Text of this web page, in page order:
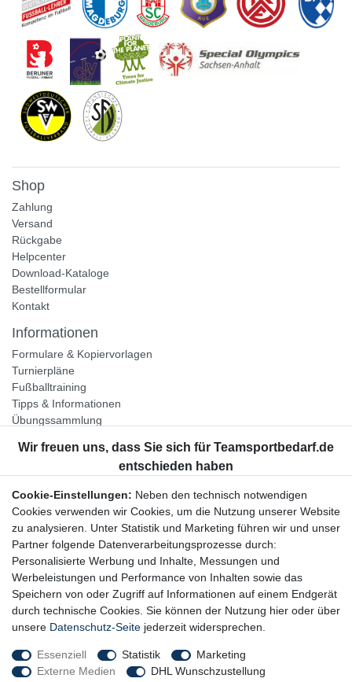
Shop
Zahlung
Versand
Rückgabe
Helpcenter
Download-Kataloge
Bestellformular
Kontakt
Informationen
Formulare & Kopiervorlagen
Turnierpläne
Fußballtraining
Tipps & Informationen
Übungssammlung
Unternehmen
Widerrufsrecht
Bestellung widerrufen
Datenschutzerklärung
AGB
Impressum
Newsletter
Newsletter-Anmeldung
Cookie-Einstellungen: Neben den technisch notwendigen
Cookies verwenden wir Cookies, um die Nutzung unserer Website
zu analysieren. Unter Statistik und Marketing führen wir und unser
Partner folgende Datenverarbeitungsprozesse durch:
Personalisierte Werbung und Inhalte, Messungen und
Werbeleistungen und Performance von Inhalten sowie das
Speichern von oder Zugriff auf Informationen auf einem Endgerät
durch technische Cookies. Sie können der Nutzung hier oder über
unsere Datenschutz-Seite jederzeit widersprechen.
Essenziell Statistik
Marketing
Externe Medien
DHL Wunschzustellung